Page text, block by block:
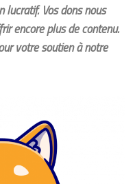
lucratif. Vos dons nous
encore plus de contenu.
votre soutien à notre